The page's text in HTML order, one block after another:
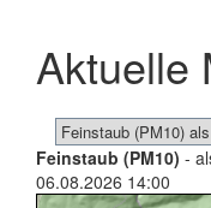
Aktuelle
Feinstaub (PM10) -
06.08.2026 14:00